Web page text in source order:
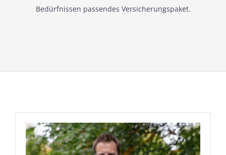
Bedürfnissen passendes Versicherungspaket.